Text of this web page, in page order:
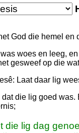
God die hemel en
woes en leeg,
gesweef op die
Laat daar lig
dat die lig goed
die lig dag